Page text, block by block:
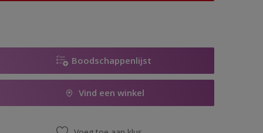
Boodschappenlijst
Vind een winkel